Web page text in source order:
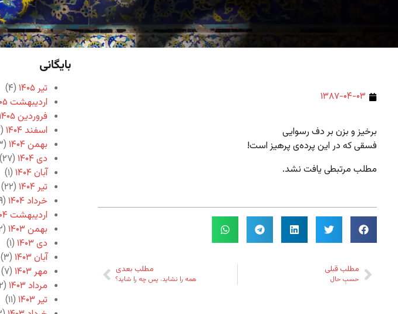
۱۳۸۷-۰۴-۰۳
برخیز و بزن بر دف رسوایی
فسقی که در این پرده‌ی پرهیز است!
مطلب مرتبطی یافت نشد.
مطلب قبلی
حسبِ حال
مطلب بعدی
همه را نشاید، پس چه را شاید؟
بایگانی
تیر ۱۴۰۵
(۴)
اردیبهشت ۱۴۰۵
فروردین ۱۴۰۵
اسفند ۱۴۰۴
(۱۲)
بهمن ۱۴۰۴
(۱۳)
دی ۱۴۰۴
(۲۷)
آبان ۱۴۰۴
(۱)
تیر ۱۴۰۴
(۲۲)
خرداد ۱۴۰۴
(۲۹)
اردیبهشت ۱۴۰۴
بهمن ۱۴۰۳
(۲)
دی ۱۴۰۳
(۱)
آبان ۱۴۰۳
(۳)
مهر ۱۴۰۳
(۷)
مرداد ۱۴۰۳
(۲)
تیر ۱۴۰۳
(۱۱)